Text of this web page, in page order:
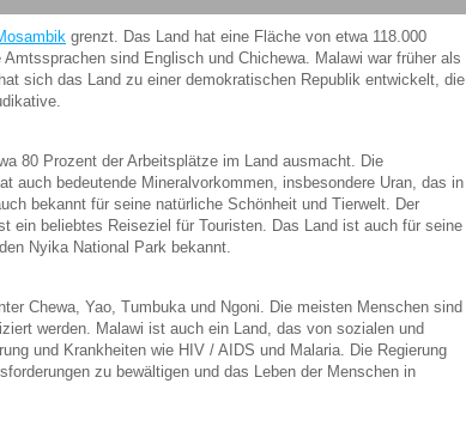
grenzt. Das Land hat eine Fläche von etwa 118.000
sind Englisch und Chichewa. Malawi war früher als
sich das Land zu einer demokratischen Republik entwickelt, die
80 Prozent der Arbeitsplätze im Land ausmacht. Die
auch bedeutende Mineralvorkommen, insbesondere Uran, das in
bekannt für seine natürliche Schönheit und Tierwelt. Der
ein beliebtes Reiseziel für Touristen. Das Land ist auch für seine
Nyika National Park bekannt.
Chewa, Yao, Tumbuka und Ngoni. Die meisten Menschen sind
werden. Malawi ist auch ein Land, das von sozialen und
und Krankheiten wie HIV / AIDS und Malaria. Die Regierung
zu bewältigen und das Leben der Menschen in